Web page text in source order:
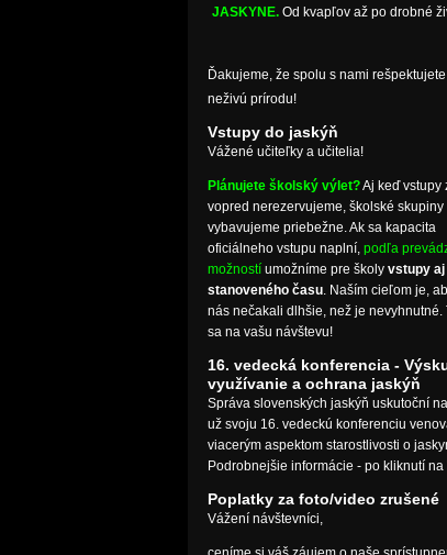
JASKYNE. Od kvapľov až po drobné
Ďakujeme, že spolu s nami
neživú prírodu!
Vstupy do jaskýň
Vážené učiteľky a učitelia!
Plánujete školský výlet?Aj keď vstupy
vopred nerezervujeme, školské skupiny
vybavujeme priebežne. Ak sa kapacita
oficiálneho vstupu naplní, podľa
možnostíumožníme pre školy vstupy aj
stanoveného času. Naším cieľom je,
nás nečakali dlhšie, než je nevyhnutné.
sa na vašu návštevu!
16. vedecká konferencia -
využívanie a ochrana jaskýň
Správa slovenských jaskýň uskutoční
už svoju 16. vedeckú konferenciu
viacerým aspektom starostlivosti o
Podrobnejšie informácie - po kliknutí na
Poplatky za foto/video zrušené
Vážení návštevníci,